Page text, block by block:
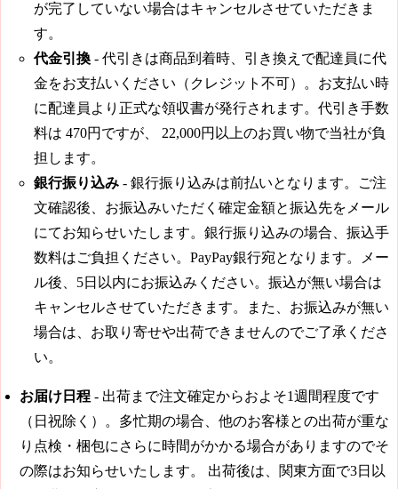
が完了していない場合はキャンセルさせていただきま
す。
代金引換 - 代引きは商品到着時、引き換えで配達員に代
金をお支払いください（クレジット不可）。お支払い時
に配達員より正式な領収書が発行されます。代引き手数
料は 470円 ですが、 22,000円 以上のお買い物で当社が負
担します。
銀行振り込み - 銀行振り込みは前払いとなります。ご注
文確認後、お振込みいただく確定金額と振込先をメール
にてお知らせいたします。銀行振り込みの場合、振込手
数料はご負担ください。PayPay銀行宛となります。メー
ル後、5日以内にお振込みください。振込が無い場合は
キャンセルさせていただきます。また、お振込みが無い
場合は、お取り寄せや出荷できませんのでご了承くださ
い。
お届け日程 - 出荷まで注文確定からおよそ1週間程度です
（日祝除く）。 多忙期の場合、他のお客様との出荷が重な
り点検・梱包にさらに時間がかかる場合がありますのでそ
の際はお知らせいたします。 出荷後は、関東方面で3日以